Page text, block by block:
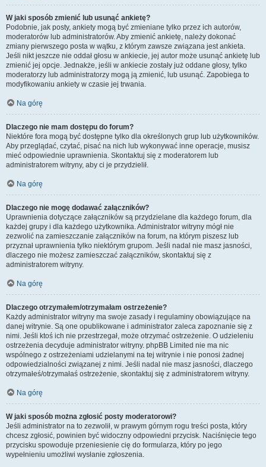
W jaki sposób zmienić lub usunąć ankietę?
Podobnie, jak posty, ankiety mogą być zmieniane tylko przez ich autorów,
moderatorów lub administratorów. Aby zmienić ankietę, należy dokonać
zmiany pierwszego posta w wątku, z którym zawsze związana jest ankieta.
Jeśli nikt jeszcze nie oddał głosu w ankiecie, jej autor może usunąć ankietę lub
zmienić jej opcje. Jednakże, jeśli w ankiecie zostały już oddane głosy, tylko
moderatorzy lub administratorzy mogą ją zmienić, lub usunąć. Zapobiega to
modyfikowaniu ankiety w czasie jej trwania.
Na górę
Dlaczego nie mam dostępu do forum?
Niektóre fora mogą być dostępne tylko dla określonych grup lub użytkowników.
Aby przeglądać, czytać, pisać na nich lub wykonywać inne operacje, musisz
mieć odpowiednie uprawnienia. Skontaktuj się z moderatorem lub
administratorem witryny, aby ci je przydzielił.
Na górę
Dlaczego nie mogę dodawać załączników?
Uprawnienia dotyczące załączników są przydzielane dla każdego forum, dla
każdej grupy i dla każdego użytkownika. Administrator witryny mógł nie
zezwolić na zamieszczanie załączników na forum, na którym piszesz lub
przyznał uprawnienia tylko niektórym grupom. Jeśli nadal nie masz jasności,
dlaczego nie możesz zamieszczać załączników, skontaktuj się z
administratorem witryny.
Na górę
Dlaczego otrzymałem/otrzymałam ostrzeżenie?
Każdy administrator witryny ma swoje zasady i regulaminy obowiązujące na
danej witrynie. Są one opublikowane i administrator zaleca zapoznanie się z
nimi. Jeśli ktoś ich nie przestrzegał, może otrzymać ostrzeżenie. O udzieleniu
ostrzeżenia decyduje administrator witryny. phpBB Limited nie ma nic
wspólnego z ostrzeżeniami udzielanymi na tej witrynie i nie ponosi żadnej
odpowiedzialności związanej z nimi. Jeśli nadal nie masz jasności, dlaczego
otrzymałeś/otrzymałaś ostrzeżenie, skontaktuj się z administratorem witryny.
Na górę
W jaki sposób można zgłosić posty moderatorowi?
Jeśli administrator na to zezwolił, w prawym górnym rogu treści posta, który
chcesz zgłosić, powinien być widoczny odpowiedni przycisk. Naciśnięcie tego
przycisku spowoduje przeniesienie cię do formularza, który po jego
wypełnieniu umożliwi wysłanie zgłoszenia.